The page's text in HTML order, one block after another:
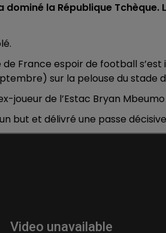
dominé la République
de France espoir de football
sur la pelouse du stade
joueur de l’Estac Bryan
but et délivré une passe